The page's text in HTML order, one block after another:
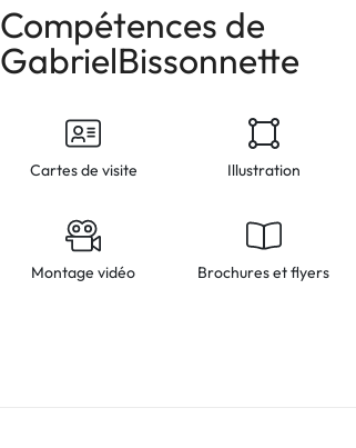
Compétences de
GabrielBissonnette
Cartes de visite Illustration
Montage vidéo Brochures et flyers